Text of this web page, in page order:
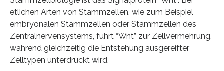
etlichen Arten von Stammzellen, wie zum Beispiel
embryonalen Stammzellen oder Stammzellen des
Zentralnervensystems, führt “Wnt” zur Zellvermehrung,
während gleichzeitig die Entstehung ausgereifter
Zelltypen unterdrückt wird.